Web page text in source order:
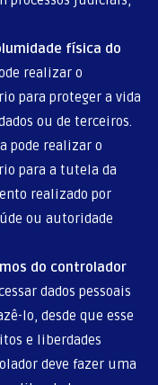
física do
realizar o
para proteger a vida
ou de terceiros.
pode realizar o
para a tutela da
realizado por
ou autoridade
do controlador
dados pessoais
lo, desde que esse
e liberdades
deve fazer uma